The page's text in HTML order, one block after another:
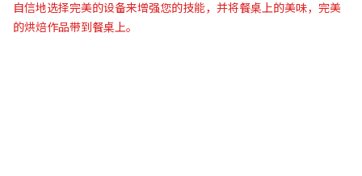
自信地选择完美的设备来增强您的技能，并将餐桌上的美味，完美
的烘焙作品带到餐桌上。